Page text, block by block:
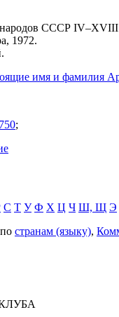
СССР
1972.
имя и фамилия
;
С Т У Ф Х Ц Ч Ш, Щ Э
странам (языку),